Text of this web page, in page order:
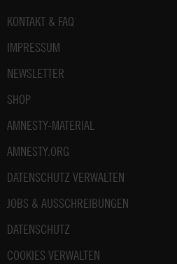
Fußbereich
KONTAKT & FAQ
IMPRESSUM
NEWSLETTER
SHOP
AMNESTY-MATERIAL
AMNESTY.ORG
DATENSCHUTZ VERWALTEN
JOBS & AUSSCHREIBUNGEN
DATENSCHUTZ
COOKIES VERWALTEN